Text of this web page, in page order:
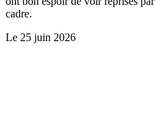
cadre.
Le 25 juin 2026